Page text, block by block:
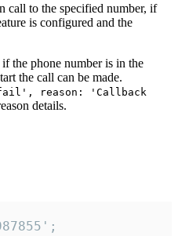
call to the specified number, if
is configured and the
if the phone number is in the
the call can be made.
reason: 'Callback
details.